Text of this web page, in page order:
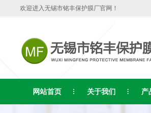
欢迎进入无锡市铭丰保护膜厂官网！
网站首页 关于我们 产